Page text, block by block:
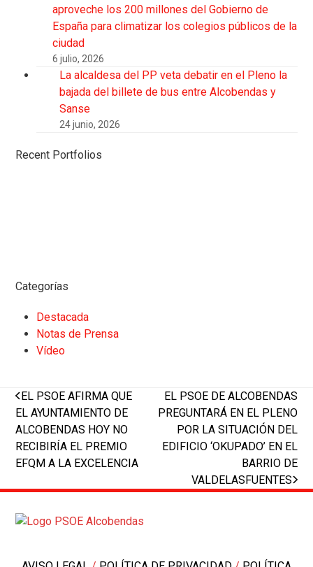
aproveche los 200 millones del Gobierno de
España para climatizar los colegios públicos de la
ciudad
6 julio, 2026
La alcaldesa del PP veta debatir en el Pleno la
bajada del billete de bus entre Alcobendas y
Sanse
24 junio, 2026
Recent Portfolios
Categorías
Destacada
Notas de Prensa
Vídeo
previous
post:
EL PSOE AFIRMA QUE
EL AYUNTAMIENTO DE
ALCOBENDAS HOY NO
RECIBIRÍA EL PREMIO
EFQM A LA EXCELENCIA
next
post:
EL PSOE DE ALCOBENDAS
PREGUNTARÁ EN EL PLENO
POR LA SITUACIÓN DEL
EDIFICIO ‘OKUPADO’ EN EL
BARRIO DE
VALDELASFUENTES